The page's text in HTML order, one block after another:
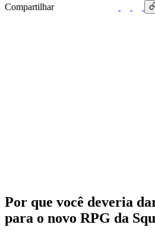
Compartilhar
Por que você deveria
para o novo RPG da